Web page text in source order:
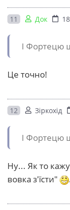
11 Док
І Фортецю
Це точно!
12 Зіркохід
І Фортецю
Ну... Як то
вовка з'їсти"